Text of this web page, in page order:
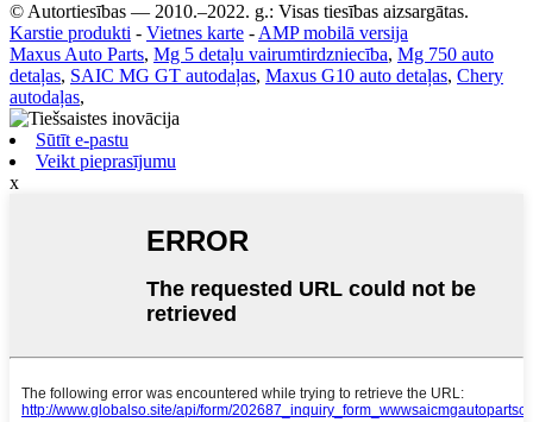
© Autortiesības — 2010.–2022. g.: Visas tiesības aizsargātas.
Karstie produkti - Vietnes karte - AMP mobilā versija
Maxus Auto Parts, Mg 5 detaļu vairumtirdzniecība, Mg 750 auto
detaļas, SAIC MG GT autodaļas, Maxus G10 auto detaļas, Chery
autodaļas,
Sūtīt e-pastu
Veikt pieprasījumu
x